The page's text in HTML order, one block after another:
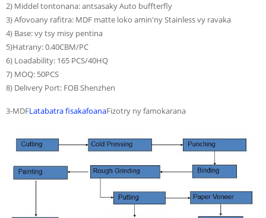
2) Middel tontonana: antsasaky Auto buffterfly
3) Afovoany rafitra: MDF matte loko amin'ny Stainless vy ravaka
4) Base: vy tsy misy pentina
5)Hatrany: 0.40CBM/PC
6) Loadability: 165 PCS/40HQ
7) MOQ: 50PCS
8) Delivery Port: FOB Shenzhen
3-MDFLatabatra fisakafoanaFizotry ny famokarana